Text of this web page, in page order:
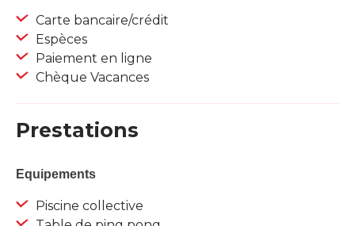
Carte bancaire/crédit
Espèces
Paiement en ligne
Chèque Vacances
Prestations
Equipements
Piscine collective